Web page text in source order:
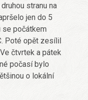
stranu na
jen do 5
se počátkem
Poté opět zesílil
čtvrtek a pátek
počasí bylo
o lokální